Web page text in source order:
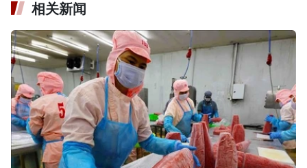
相关新闻